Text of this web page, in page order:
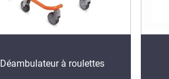
Déambulateur à roulettes